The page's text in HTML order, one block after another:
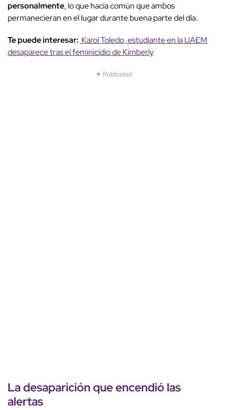
personalmente, lo que hacía común que ambos
permanecieran en el lugar durante buena parte del día.
Te puede interesar: Karol Toledo, estudiante en la UAEM
desaparece tras el feminicidio de Kimberly
▼ Publicidad
Ladesapariciónque encendió las
alertas